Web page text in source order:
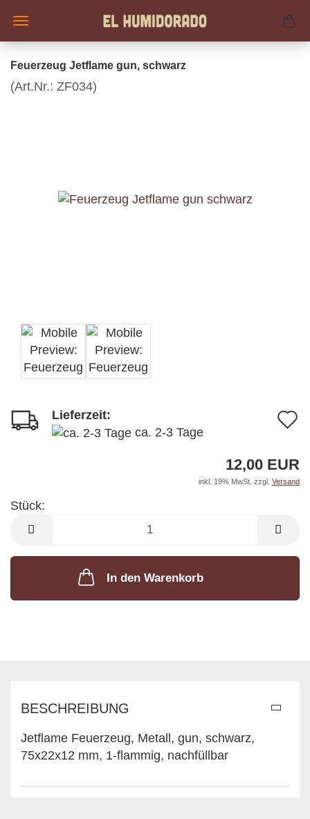
Feuerzeug Jetflame gun, schwarz
(Art.Nr.: ZF034)
Lieferzeit:
ca. 2-3 Tage
12,00 EUR
inkl. 19% MwSt. zzgl. Versand
Stück:
Stück
In den Warenkorb
BESCHREIBUNG
Jetflame Feuerzeug, Metall, gun, schwarz,
75x22x12 mm, 1-flammig, nachfüllbar